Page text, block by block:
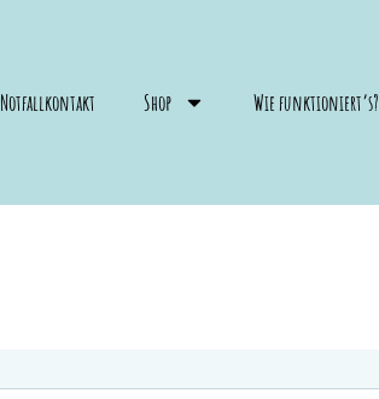
Notfallkontakt Shop Wie funktioniert’s?